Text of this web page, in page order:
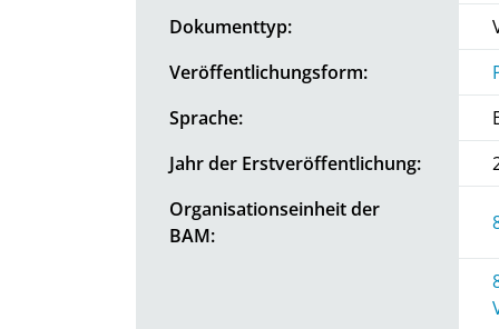
Dokumenttyp:
Veröffentlichungsform:
Sprache:
Jahr der Erstveröffentlichung:
Organisationseinheit der
BAM: